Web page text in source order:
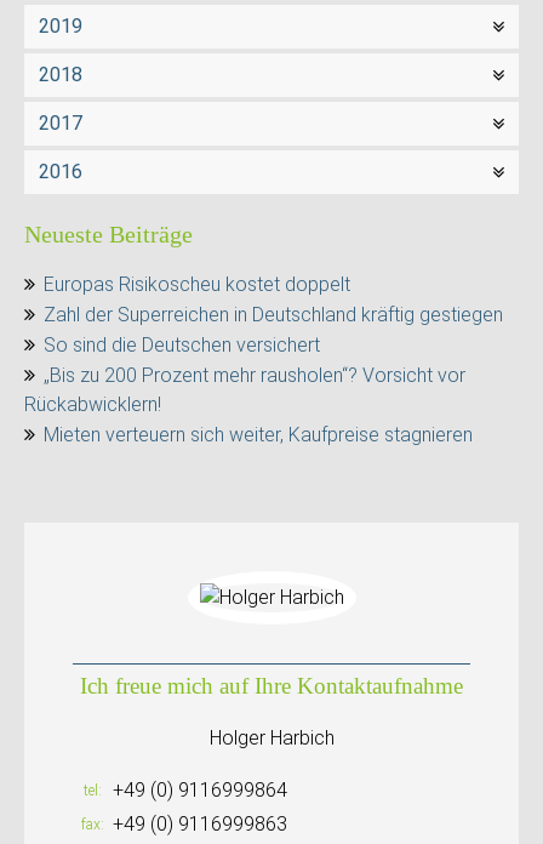
2019
2018
2017
2016
Neueste Beiträge
Europas Risikoscheu kostet doppelt
Zahl der Superreichen in Deutschland kräftig gestiegen
So sind die Deutschen versichert
„Bis zu 200 Prozent mehr rausholen“? Vorsicht vor
Rückabwicklern!
Mieten verteuern sich weiter, Kaufpreise stagnieren
Ich freue mich auf Ihre Kontaktaufnahme
Holger Harbich
tel +49 (0) 9116999864
fax +49 (0) 9116999863